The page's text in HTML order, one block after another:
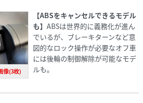
像(3枚)
【ABSをキャンセルできるモデル
も】 ABSは世界的に義務化が進ん
でいるが、ブレーキターンなど意
図的なロック操作が必要なオフ車
には後輪の制御解除が可能なモデ
ルも。